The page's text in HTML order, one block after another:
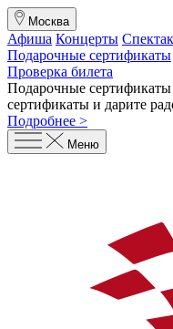
Москва
Афиша Концерты
Подарочные сертификаты
Проверка билета
Подарочные сертификаты
сертификаты и дарите
Подробнее >
Меню